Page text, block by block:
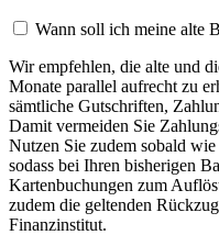
Wann soll ich meine alte
Wir empfehlen, die alte und
Monate parallel aufrecht zu
sämtliche Gutschriften,
Damit vermeiden Sie
Nutzen Sie zudem sobald
sodass bei Ihren bisherigen
Kartenbuchungen zum
zudem die geltenden
Finanzinstitut.